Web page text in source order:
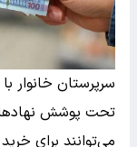
تحت پوشش
می‌توانند برای